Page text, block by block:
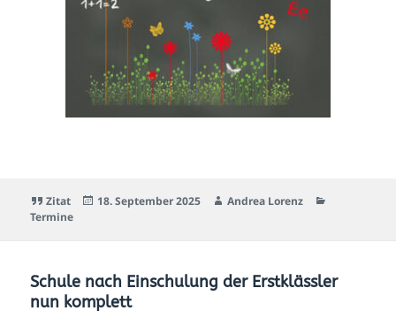
Zitat 18. September 2025
Andrea Lorenz
Termine
Schule nach Einschulung der Erstklässler
nun komplett